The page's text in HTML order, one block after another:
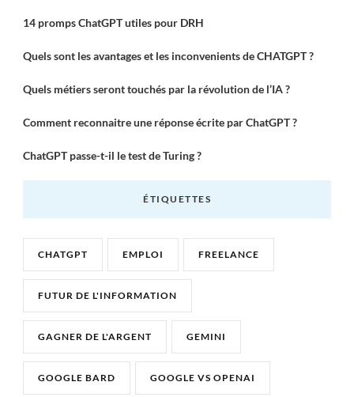
14 promps ChatGPT utiles pour DRH
Quels sont les avantages et les inconvenients de CHATGPT ?
Quels métiers seront touchés par la révolution de l’IA ?
Comment reconnaitre une réponse écrite par ChatGPT ?
ChatGPT passe-t-il le test de Turing ?
ÉTIQUETTES
CHATGPT EMPLOI FREELANCE
FUTUR DE L'INFORMATION
GAGNER DE L'ARGENT GEMINI
GOOGLE BARD GOOGLE VS OPENAI